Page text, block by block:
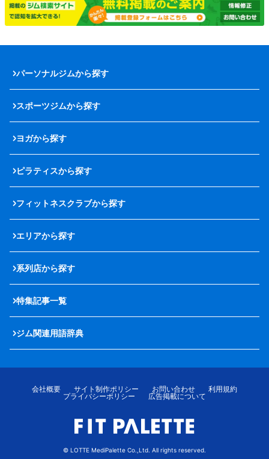
パーソナルジムから探す
スポーツジムから探す
ヨガから探す
ピラティスから探す
フィットネスクラブから探す
エリアから探す
系列店から探す
特集記事一覧
ジム関連用語辞典
会社概要 サイト制作ポリシー お問い合わせ
利用規約
プライバシーポリシー
広告掲載について
© LOTTE MediPalette Co.,Ltd. All rights reserved.